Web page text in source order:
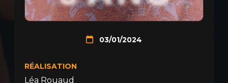
03/01/2024
RÉALISATION
Léa Rouaud